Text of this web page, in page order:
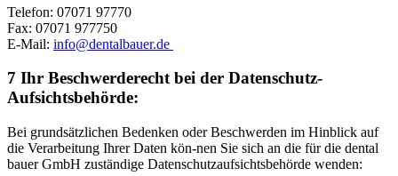
Telefon: 07071 97770
Fax: 07071 977750
E-Mail: info@dentalbauer.de
7 Ihr Beschwerderecht bei der Datenschutz-
Aufsichtsbehörde:
Bei grundsätzlichen Bedenken oder Beschwerden im Hinblick auf
die Verarbeitung Ihrer Daten kön-nen Sie sich an die für die dental
bauer GmbH zuständige Datenschutzaufsichtsbehörde wenden: